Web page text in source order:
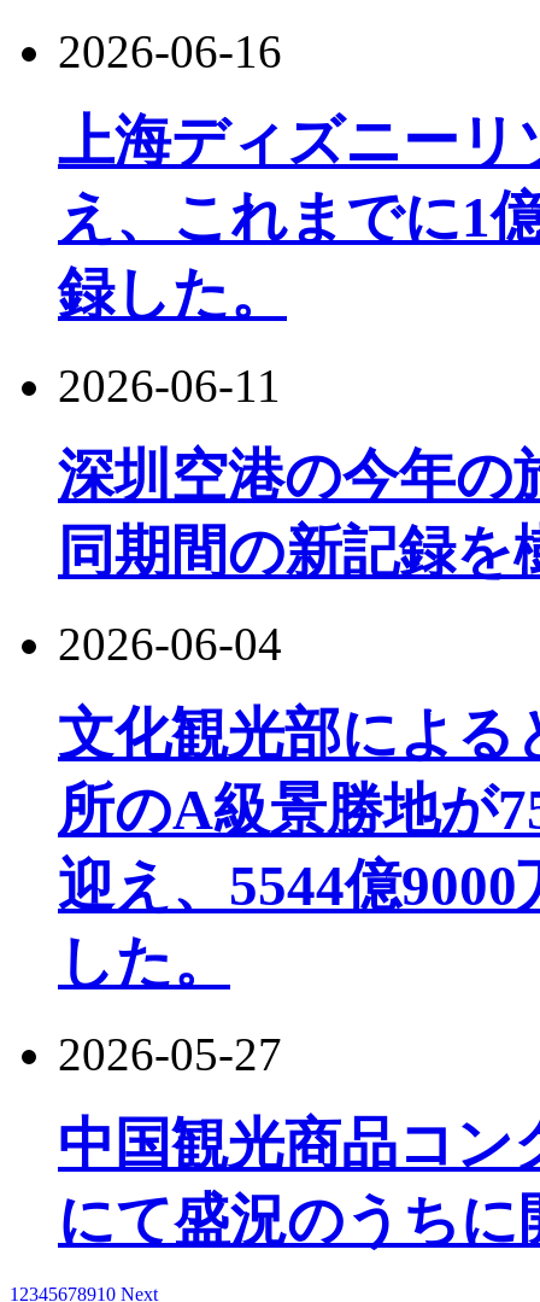
2026-06-16
上海ディズニーリ
え、これまでに1
録した。
2026-06-11
深圳空港の今年の
同期間の新記録を
2026-06-04
文化観光部による
所のA級景勝地が
迎え、5544億
した。
2026-05-27
中国観光商品コン
にて盛況のうち
1 2345678910 Next